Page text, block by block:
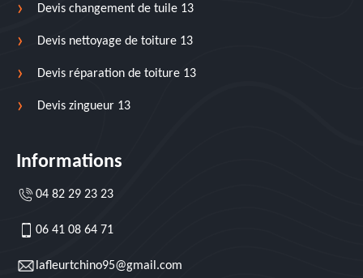
Devis changement de tuile 13
Devis nettoyage de toiture 13
Devis réparation de toiture 13
Devis zingueur 13
Informations
04 82 29 23 23
06 41 08 64 71
lafleurtchino95@gmail.com